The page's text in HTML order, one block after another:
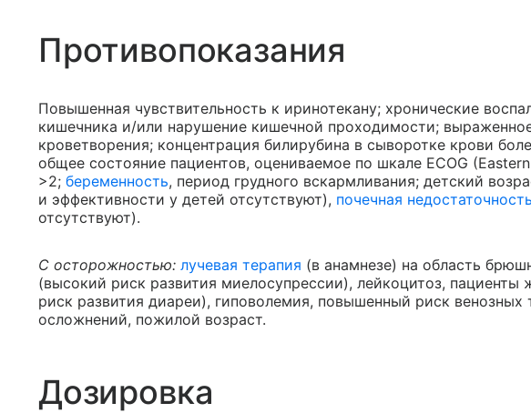
Противопоказания
Повышенная чувствительность к иринотекану; хронические
кишечника и/или нарушение кишечной проходимости;
кроветворения; концентрация билирубина в сыворотке крови
общее состояние пациентов, оцениваемое по шкале ECOG
>2; беременность, период грудного вскармливания; детский
и эффективности у детей отсутствуют), почечная недостаточность
отсутствуют).
С осторожностью: лучевая терапия (в анамнезе) на область
(высокий риск развития миелосупрессии), лейкоцитоз, пациенты
риск развития диареи), гиповолемия, повышенный риск венозных
осложнений, пожилой возраст.
Дозировка